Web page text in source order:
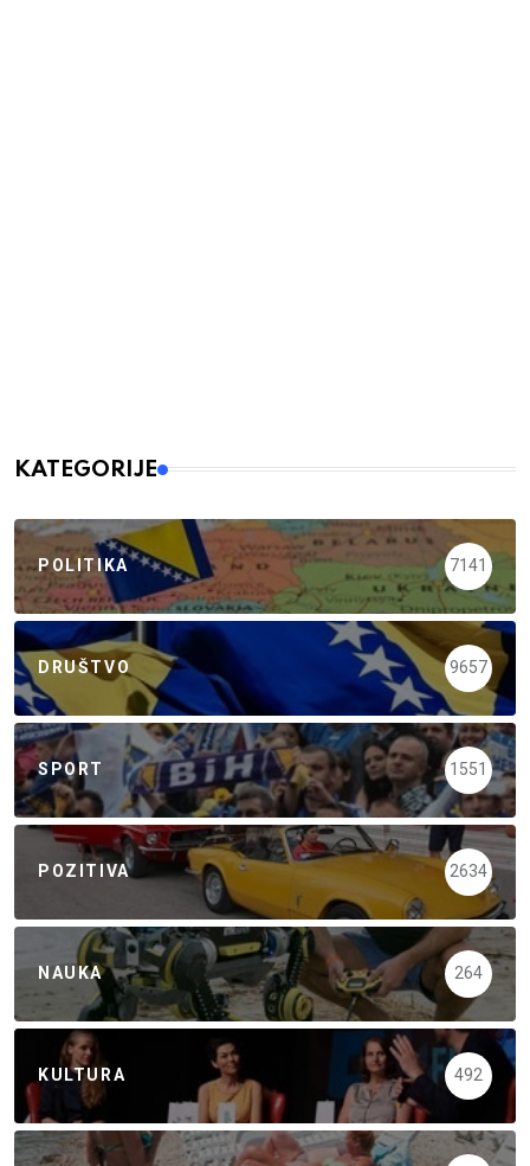
KATEGORIJE
POLITIKA 7141
DRUŠTVO 9657
SPORT 1551
POZITIVA 2634
NAUKA 264
KULTURA 492